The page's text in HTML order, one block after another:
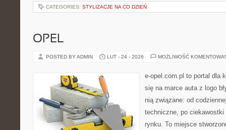
CATEGORIES: STYLIZACJE NA CO DZIEŃ
OPEL
POSTED BY ADMIN LUT - 24 - 2026 MOŻLIWOŚĆ
e-opel.com.pl to portal dla
się na marce auta z logo
nią związane: od
techniczne, po
rynku. To miejsce